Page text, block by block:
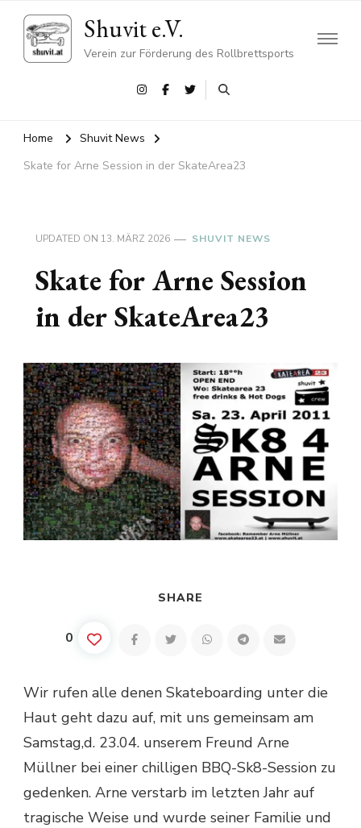
Shuvit e.V.
Verein zur Förderung des Rollbrettsports
Home
Shuvit News
Skate for Arne Session in der SkateArea23
UPDATED ON 13. MÄRZ 2026 SHUVIT NEWS
Skate for Arne Session
in der SkateArea23
SHARE
0
Wir rufen alle denen Skateboarding unter die
Haut geht dazu auf, mit uns gemeinsam am
Samstag,d. 23.04. unserem Freund Arne
Müllner bei einer chilligen BBQ-Sk8-Session zu
gedenken. Arne verstarb im letzten Jahr auf
tragische Weise und wurde seiner Familie und